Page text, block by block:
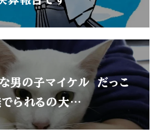
な男の子マイケル だっこ
でられるの大…